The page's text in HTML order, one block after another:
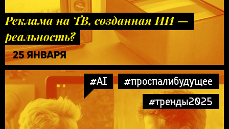
Реклама на ТВ, созданная ИИ —
реальность?
25 ЯНВАРЯ
#AI
#проспалибудущее
#тренды2025